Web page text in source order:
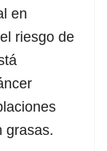
en
riesgo de
grasas.